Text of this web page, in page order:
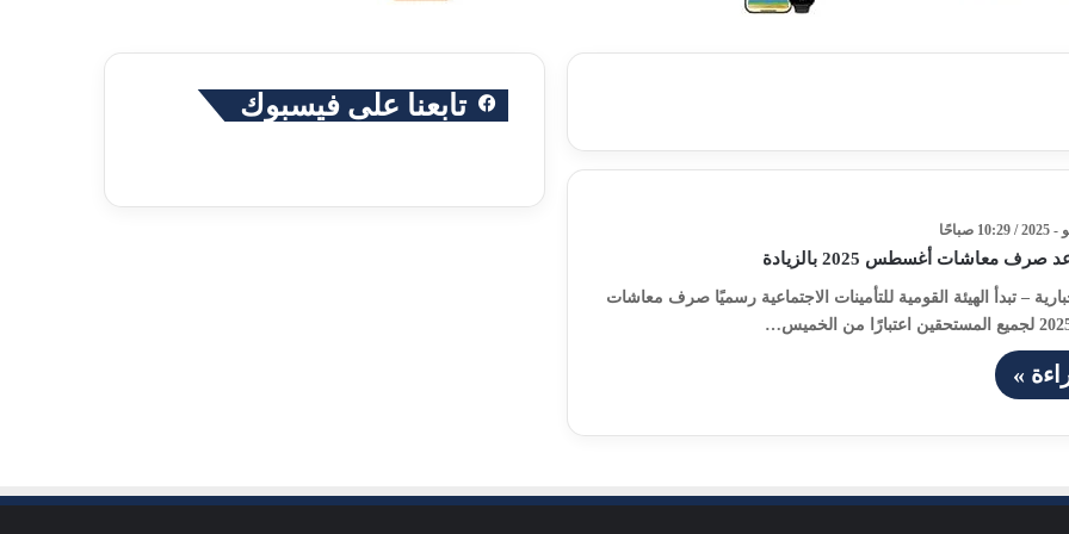
معاشات أغسطس 2025 بالزيادة
– تبدأ الهيئة القومية للتأمينات الاجتماعية رسميًا صرف معاشات
»
تابعنا على فيسبوك